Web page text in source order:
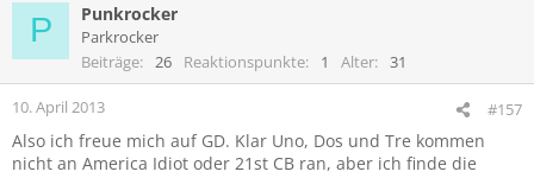
i
n
n
:
P Punkrocker
Parkrocker
Beiträge
26 Reaktionspunkte 1 Alter 31
10. April 2013 #157
Also ich freue mich auf GD. Klar Uno, Dos und Tre kommen
nicht an America Idiot oder 21st CB ran, aber ich finde die